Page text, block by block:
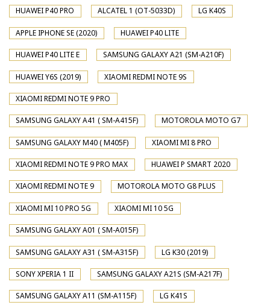
HUAWEI P40 PRO ALCATEL 1 (OT-5033D) LG K40S
APPLE IPHONE SE (2020) HUAWEI P40 LITE
HUAWEI P40 LITE E SAMSUNG GALAXY A21 (SM-A210F)
HUAWEI Y6S (2019) XIAOMI REDMI NOTE 9S
XIAOMI REDMI NOTE 9 PRO
SAMSUNG GALAXY A41 ( SM-A415F) MOTOROLA MOTO G7
SAMSUNG GALAXY M40 ( M405F) XIAOMI MI 8 PRO
XIAOMI REDMI NOTE 9 PRO MAX HUAWEI P SMART 2020
XIAOMI REDMI NOTE 9 MOTOROLA MOTO G8 PLUS
XIAOMI MI 10 PRO 5G XIAOMI MI 10 5G
SAMSUNG GALAXY A01 ( SM-A015F)
SAMSUNG GALAXY A31 ( SM-A315F) LG K30 (2019)
SONY XPERIA 1 II SAMSUNG GALAXY A21S (SM-A217F)
SAMSUNG GALAXY A11 (SM-A115F) LG K41S